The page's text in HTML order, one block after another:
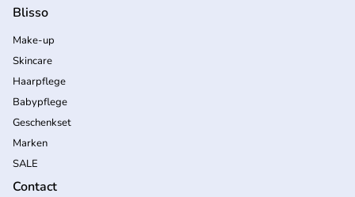
Blisso
Make-up
Skincare
Haarpflege
Babypflege
Geschenkset
Marken
SALE
Contact